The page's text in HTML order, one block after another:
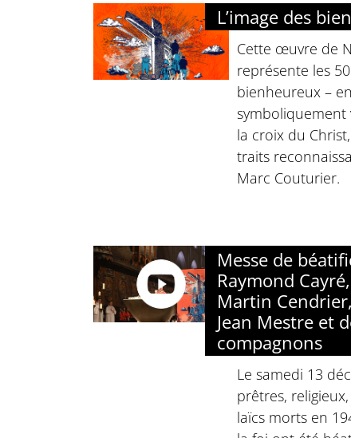
L’image des
Cette œuvre de
représente les
bienheureux –
la croix du
traits
Marc Couturier.
Messe de
Raymond
Martin
Jean Mestre et
compagnons
Le samedi 13
prêtres,
laïcs morts en